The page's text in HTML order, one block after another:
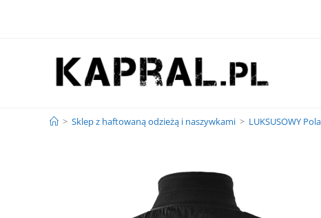
> Sklep z haftowaną odzieżą i naszywkami > LUKSUSOWY